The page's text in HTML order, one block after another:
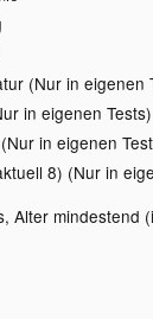
(Nur in eigenen
in eigenen Tests)
in eigenen
8) (Nur in
Alter mindestend